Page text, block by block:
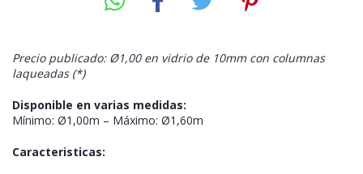
Precio publicado: Ø1,00 en vidrio de 10mm con columnas
laqueadas (*)
Disponible en varias medidas:
Mínimo: Ø1,00m – Máximo: Ø1,60m
Caracteristicas: